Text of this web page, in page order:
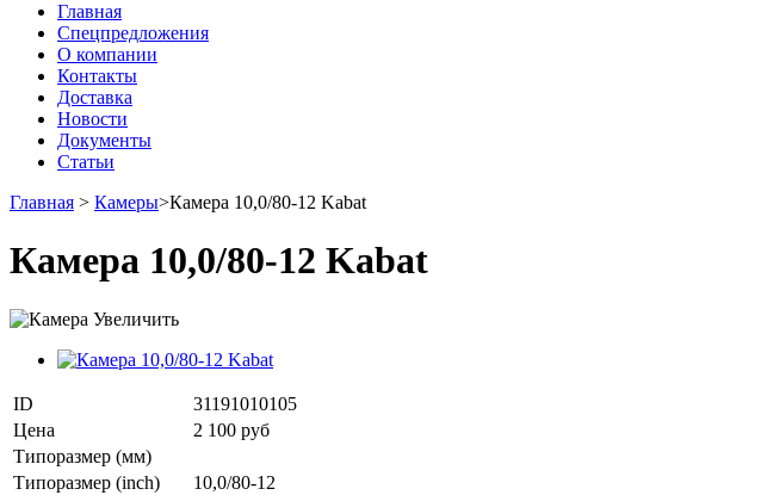
Главная
Спецпредложения
О компании
Контакты
Доставка
Новости
Документы
Статьи
Главная > Камеры>Камера 10,0/80-12 Kabat
Камера 10,0/80-12 Kabat
Увеличить
ID
31191010105
Цена
2 100 руб
Типоразмер (мм)
Типоразмер (inch)
10,0/80-12